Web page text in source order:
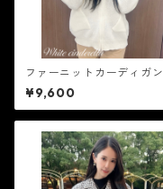
ファーニットカーディガン
¥9,600